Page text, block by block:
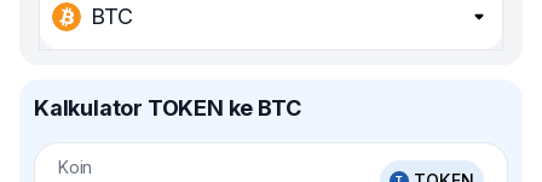
BTC
Kalkulator TOKEN ke BTC
Koin